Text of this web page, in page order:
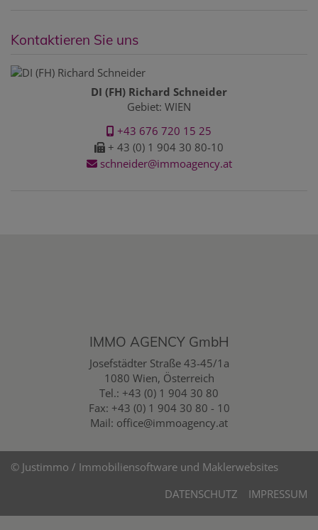
Kontaktieren Sie uns
DI (FH) Richard Schneider
Gebiet: WIEN
+43 676 720 15 25
+ 43 (0) 1 904 30 80-10
schneider@immoagency.at
IMMO AGENCY GmbH
Josefstädter Straße 43-45/1a
1080 Wien, Österreich
Tel.: +43 (0) 1 904 30 80
Fax: +43 (0) 1 904 30 80 - 10
Mail: office@immoagency.at
© Justimmo / Immobiliensoftware und Maklerwebsites
DATENSCHUTZ
IMPRESSUM